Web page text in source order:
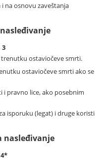
na osnovu zaveštanja
3
ostaviočeve smrti.
ostaviočeve smrti ako se
i pravno lice, ako posebnim
isporuku (legat) i druge koristi
nasleđivanje